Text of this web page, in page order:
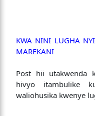
KWA NINI LUGHA
MAREKANI
Post hii utakwenda
hivyo itambulike
waliohusika kwenye